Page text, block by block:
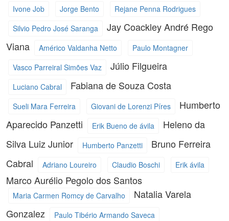
Ivone Job
Jorge Bento
Rejane Penna Rodrigues
Silvio Pedro José Saranga
Jay CoackleyAndré Rego
Viana
Américo Valdanha Netto
Paulo Montagner
Vasco Parreiral Simões Vaz
Júlio Filgueira
Luciano Cabral Fabiana de Souza Costa
Sueli Mara Ferreira Giovani de Lorenzi Píres
Humberto
Aparecido Panzetti
Erik Bueno de ávila
Heleno da
Silva Luiz Junior
Humberto Panzetti
Bruno Ferreira
Cabral
Adriano Loureiro Claudio Boschi Erik ávila
Marco Aurélio Pegolo dos Santos
Maria Carmen Romcy de Carvalho
Natalia Varela
Gonzalez
Paulo Tibério Armando Saveca